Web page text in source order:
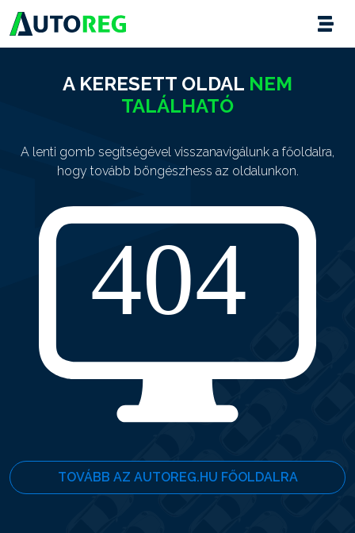
A KERESETT OLDAL NEM
TALÁLHATÓ
A lenti gomb segítségével visszanavigálunk a főoldalra,
hogy tovább böngészhess az oldalunkon.
TOVÁBB AZ AUTOREG.HU FŐOLDALRA